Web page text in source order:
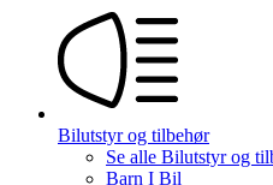
Bilutstyr og tilbehør
Se alle Bilutstyr og
Barn I Bil